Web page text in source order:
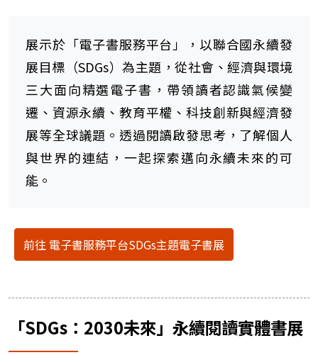
展示於「電子書服務平台」，以聯合國永續發
展目標（SDGs）為主題，從社會、經濟與環境
三大面向精選電子書，帶領讀者認識氣候變
遷、資源永續、教育平權、科技創新與經濟發
展等全球議題。透過閱讀啟發思考，了解個人
與世界的連結，一起探索邁向永續未來的可
能。
前往 電子書服務平台SDGs主題電子書展
「SDGs：2030未來」永續閱讀實體書展